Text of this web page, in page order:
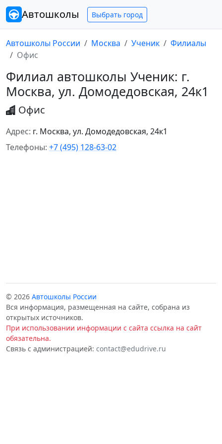
Автошколы Выбрать город
Автошколы России Москва Ученик
Филиалы
Офис
Филиал автошколы Ученик: г.
Москва, ул. Домодедовская, 24к1
Офис
Адрес: г. Москва, ул. Домодедовская, 24к1
Телефоны: +7 (495) 128-63-02
© 2026 Автошколы России
Вся информация, размещенная на сайте, собрана из
открытых источников.
При использовании информации с сайта ссылка на сайт
обязательна.
Связь с администрацией: contact@edudrive.ru